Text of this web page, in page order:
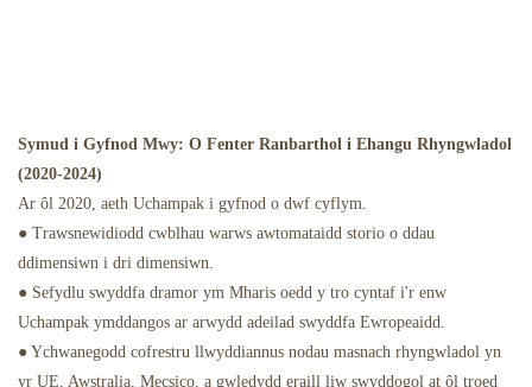
Symud i Gyfnod Mwy: O Fenter Ranbarthol i Ehangu Rhyngwladol
(2020-2024)
Ar ôl 2020, aeth Uchampak i gyfnod o dwf cyflym.
● Trawsnewidiodd cwblhau warws awtomataidd storio o ddau
ddimensiwn i dri dimensiwn.
● Sefydlu swyddfa dramor ym Mharis oedd y tro cyntaf i'r enw
Uchampak ymddangos ar arwydd adeilad swyddfa Ewropeaidd.
● Ychwanegodd cofrestru llwyddiannus nodau masnach rhyngwladol yn
yr UE, Awstralia, Mecsico, a gwledydd eraill liw swyddogol at ôl troed